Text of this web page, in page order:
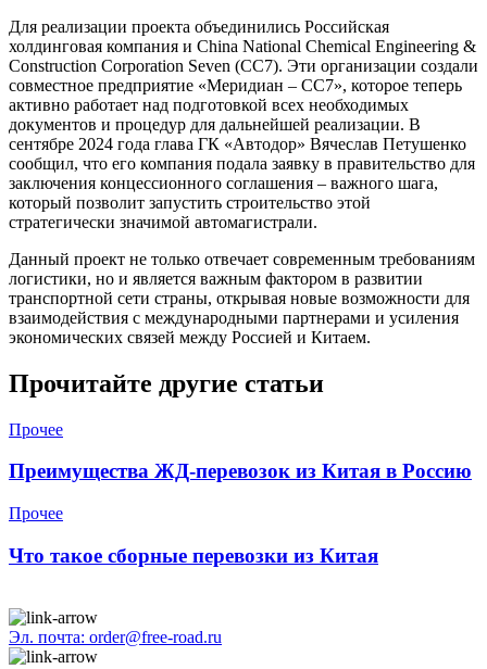
Для реализации проекта объединились Российская
холдинговая компания и China National Chemical Engineering &
Construction Corporation Seven (CC7). Эти организации создали
совместное предприятие «Меридиан – CC7», которое теперь
активно работает над подготовкой всех необходимых
документов и процедур для дальнейшей реализации. В
сентябре 2024 года глава ГК «Автодор» Вячеслав Петушенко
сообщил, что его компания подала заявку в правительство для
заключения концессионного соглашения – важного шага,
который позволит запустить строительство этой
стратегически значимой автомагистрали.
Данный проект не только отвечает современным требованиям
логистики, но и является важным фактором в развитии
транспортной сети страны, открывая новые возможности для
взаимодействия с международными партнерами и усиления
экономических связей между Россией и Китаем.
Прочитайте другие статьи
Прочее
Преимущества ЖД-перевозок из Китая в Россию
Прочее
Что такое сборные перевозки из Китая
Эл. почта: order@free-road.ru